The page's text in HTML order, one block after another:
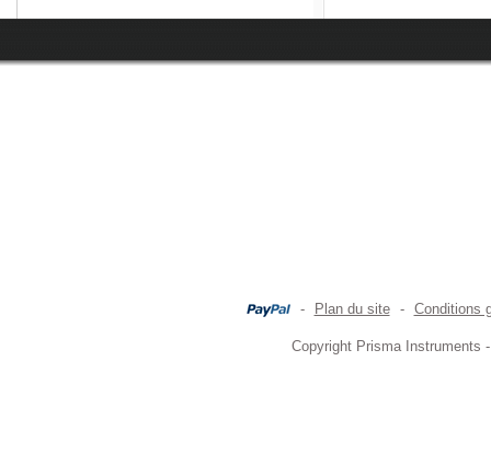
- Plan du site - Conditions
Copyright Prisma Instruments